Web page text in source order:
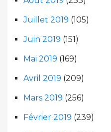
Juillet 2019 (105)
Juin 2019 (151)
Mai 2019 (169)
Avril 2019 (209)
Mars 2019 (256)
Février 2019 (239)